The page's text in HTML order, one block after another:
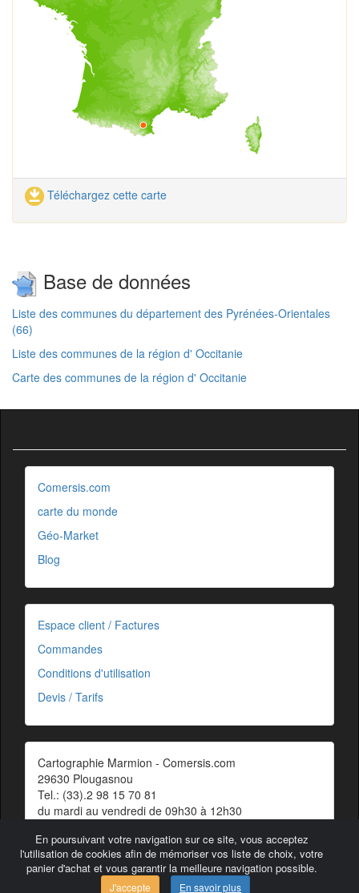
Téléchargez cette carte
Base de données
Liste des communes du département des Pyrénées-Orientales
(66)
Liste des communes de la région d' Occitanie
Carte des communes de la région d' Occitanie
En poursuivant votre navigation sur ce site, vous acceptez
l'utilisation de cookies afin de mémoriser vos liste de choix, votre
panier d'achat et vous garantir la meilleure navigation possible.
J'accepte En savoir plus
Comersis.com
carte du monde
Géo-Market
Blog
Espace client / Factures
Commandes
Conditions d'utilisation
Devis / Tarifs
Cartographie Marmion - Comersis.com
29630 Plougasnou
Tel.: (33).2 98 15 70 81
du mardi au vendredi de 09h30 à 12h30
Contact